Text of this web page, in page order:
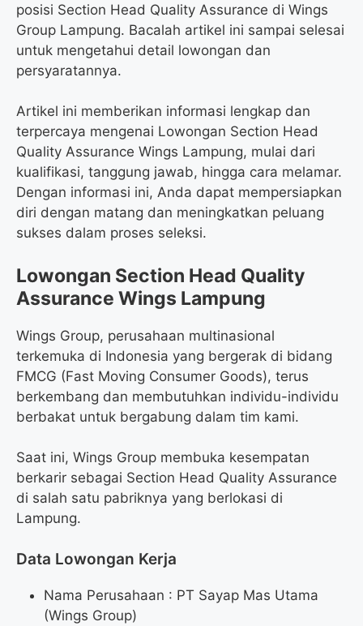
posisi Section Head Quality Assurance di Wings
Group Lampung. Bacalah artikel ini sampai selesai
untuk mengetahui detail lowongan dan
persyaratannya.
Artikel ini memberikan informasi lengkap dan
terpercaya mengenai Lowongan Section Head
Quality Assurance Wings Lampung, mulai dari
kualifikasi, tanggung jawab, hingga cara melamar.
Dengan informasi ini, Anda dapat mempersiapkan
diri dengan matang dan meningkatkan peluang
sukses dalam proses seleksi.
Lowongan Section Head Quality
Assurance Wings Lampung
Wings Group, perusahaan multinasional
terkemuka di Indonesia yang bergerak di bidang
FMCG (Fast Moving Consumer Goods), terus
berkembang dan membutuhkan individu-individu
berbakat untuk bergabung dalam tim kami.
Saat ini, Wings Group membuka kesempatan
berkarir sebagai Section Head Quality Assurance
di salah satu pabriknya yang berlokasi di
Lampung.
Data Lowongan Kerja
Nama Perusahaan : PT Sayap Mas Utama
(Wings Group)